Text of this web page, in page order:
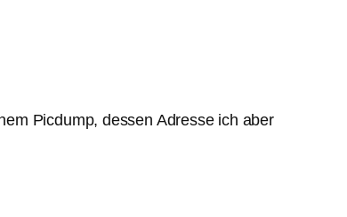
Picdump, dessen Adresse ich aber